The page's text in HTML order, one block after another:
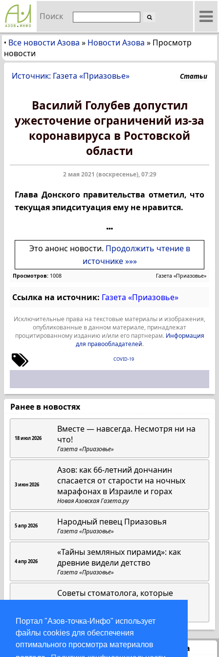
Портал "Азов-точка-Инфо" использует
файлы cookies для обеспечения
оптимального просмотра материалов
Поиск
• Все новости Азова » Новости Азова » Просмотр
новости
Источник: Газета «Приазовье» Статьи
Василий Голубев допустил
ужесточение ограничений из-за
коронавируса в Ростовской
области
2 мая 2021 (воскресенье), 07:29
Глава Донского правительства отметил, что
текущая эпидситуация ему не нравится.
Это анонс новости. Продолжить чтение в
источнике »»»
Просмотров: 1008 Газета «Приазовье»
Ссылка на источник: Газета «Приазовье»
Исключительные права на текстовые материалы и изображения,
опубликованные в данном материале, принадлежат
процитированному изданию и/или его партнерам. Информация
для правообладателей.
COVID-19
Ранее в новостях
18 июл 2026
Вместе — навсегда. Несмотря ни на
что!
Газета «Приазовье»
3 июн 2026
Азов: как 66-летний дончанин
спасается от старости на ночных
марафонах в Израиле и горах
Новая Азовская Газета.ру
5 апр 2026 Народный певец Приазовья
Газета «Приазовье»
4 апр 2026
«Тайны земляных пирамид»: как
древние видели детство
Газета «Приазовье»
Советы стоматолога, которые
Статистика